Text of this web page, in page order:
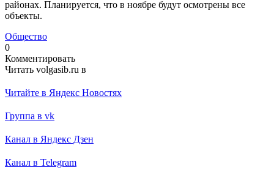
районах. Планируется, что в ноябре будут осмотрены все
объекты.
Общество
0
Комментировать
Читать volgasib.ru в
Читайте в Яндекс Новостях
Группа в vk
Канал в Яндекс Дзен
Канал в Telegram